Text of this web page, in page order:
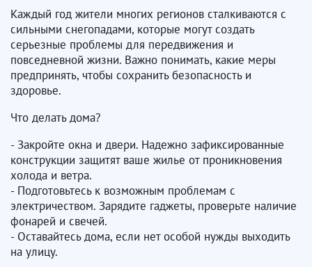
Каждый год жители многих регионов сталкиваются с
сильными снегопадами, которые могут создать
серьезные проблемы для передвижения и
повседневной жизни. Важно понимать, какие меры
предпринять, чтобы сохранить безопасность и
здоровье.
Что делать дома?
- Закройте окна и двери. Надежно зафиксированные
конструкции защитят ваше жилье от проникновения
холода и ветра.
- Подготовьтесь к возможным проблемам с
электричеством. Зарядите гаджеты, проверьте наличие
фонарей и свечей.
- Оставайтесь дома, если нет особой нужды выходить
на улицу.